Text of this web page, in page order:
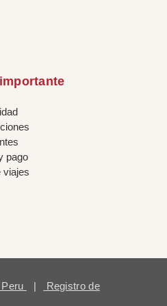
pago
viajes
| Registro de